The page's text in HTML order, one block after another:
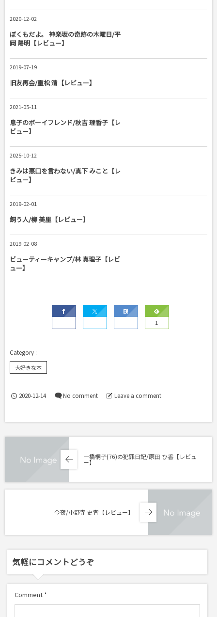
2020-12-02
ぼくもだよ。 神楽坂の奇跡の木曜日/平
岡 陽明【レビュー】
2019-07-19
旧友再会/重松 清【レビュー】
2021-05-11
息子のボーイフレンド/秋吉 理香子【レ
ビュー】
2025-10-12
きみは悪口を言わない/真下 みこと【レ
ビュー】
2019-02-01
飼う人/柳 美里【レビュー】
2019-02-08
ビューティーキャンプ/林 真理子【レビ
ュー】
1
大好きな本
2020-12-14 No comment Leave a comment
一橋桐子(76)の犯罪日記/原田 ひ香【レビュ
ー】
今夜/小野寺 史宜【レビュー】
気軽にコメントどうぞ
Comment *